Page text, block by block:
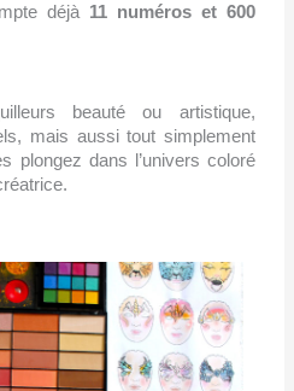
déjà 11 numéros et 600
beauté ou artistique,
mais aussi tout simplement
plongez dans l’univers coloré